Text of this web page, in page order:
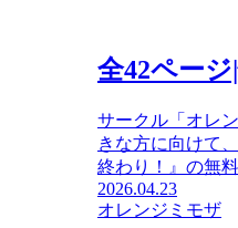
全42ペー
サークル「オレ
きな方に向けて
終わり！』の無
2026.04.23
オレンジミモザ